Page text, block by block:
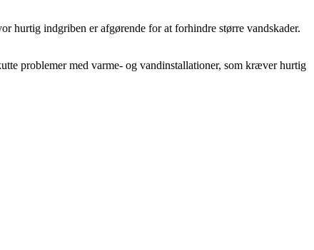
hurtig indgriben er afgørende for at forhindre større vandskader.
problemer med varme- og vandinstallationer, som kræver hurtig